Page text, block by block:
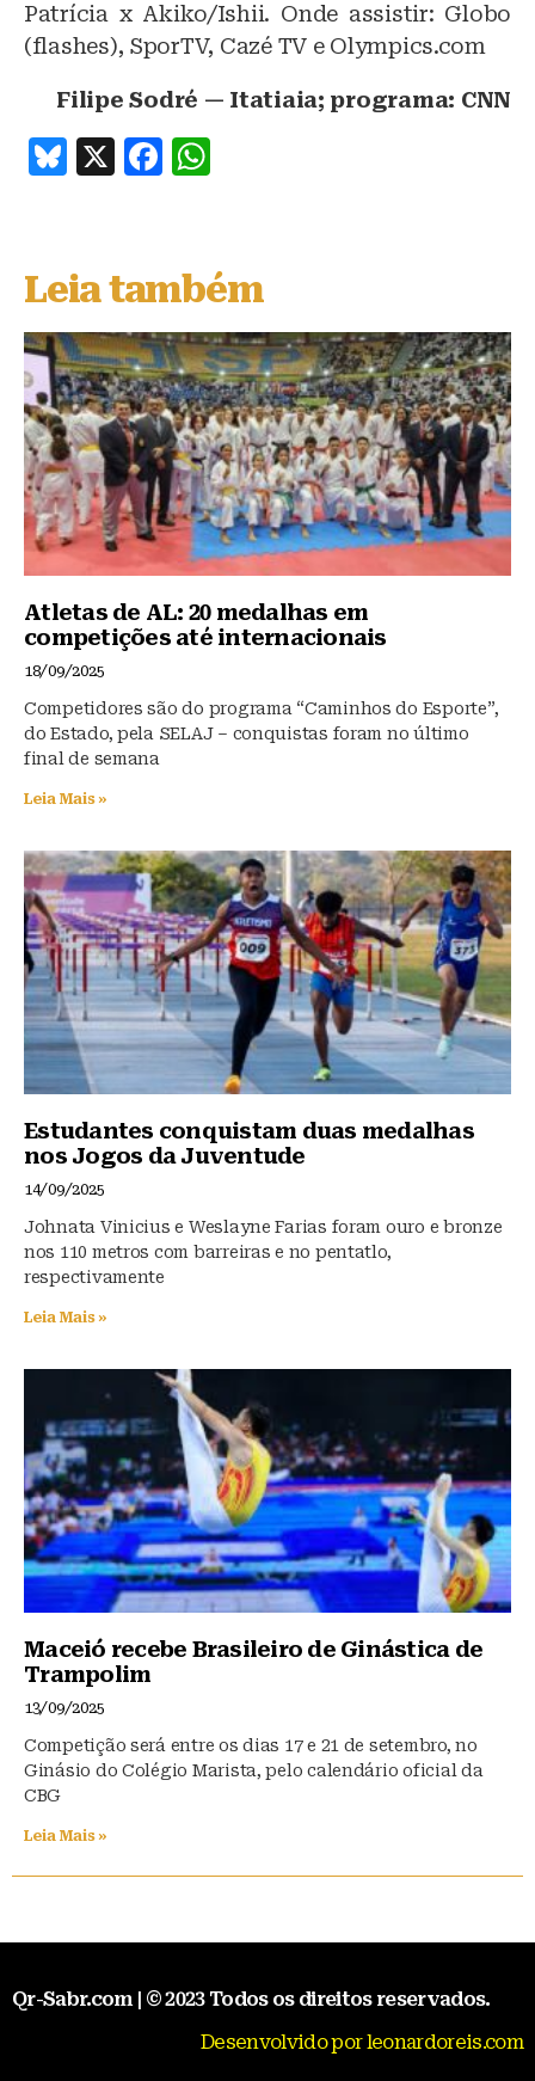
Patrícia x Akiko/Ishii. Onde assistir: Globo
(flashes), SporTV, Cazé TV e Olympics.com
Filipe Sodré — Itatiaia; programa: CNN
B
s
k
y
X
F
e
b
o
o
k
s
A
p
p
Leia também
Atletas de AL: 20 medalhas em
competições até internacionais
18/09/2025
Competidores são do programa “Caminhos do Esporte”,
do Estado, pela SELAJ – conquistas foram no último
final de semana
Leia Mais »
Estudantes conquistam duas medalhas
nos Jogos da Juventude
14/09/2025
Johnata Vinicius e Weslayne Farias foram ouro e bronze
nos 110 metros com barreiras e no pentatlo,
respectivamente
Leia Mais »
Maceió recebe Brasileiro de Ginástica de
Trampolim
13/09/2025
Competição será entre os dias 17 e 21 de setembro, no
Ginásio do Colégio Marista, pelo calendário oficial da
CBG
Leia Mais »
Qr-Sabr.com | © 2023 Todos os direitos reservados.
Desenvolvido por leonardoreis.com